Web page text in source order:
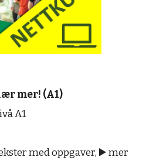
mer! (A1)
A1
med oppgaver, ▶️ mer